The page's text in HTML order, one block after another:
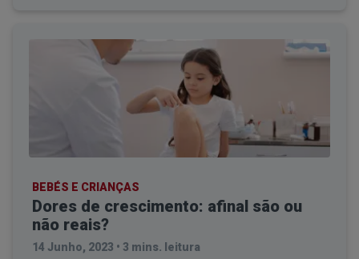
BEBÉS E CRIANÇAS
Dores de crescimento: afinal são ou
não reais?
14 Junho, 2023 • 3 mins. leitura